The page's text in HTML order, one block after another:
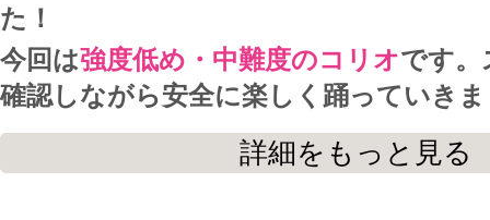
た！
今回は強度低め・中難度のコリオです。
確認しながら安全に楽しく踊っていき
詳細をもっと見る